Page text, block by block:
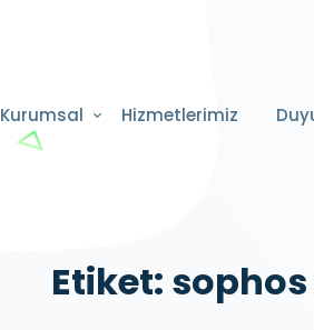
Kurumsal Hizmetlerimiz
Etiket: